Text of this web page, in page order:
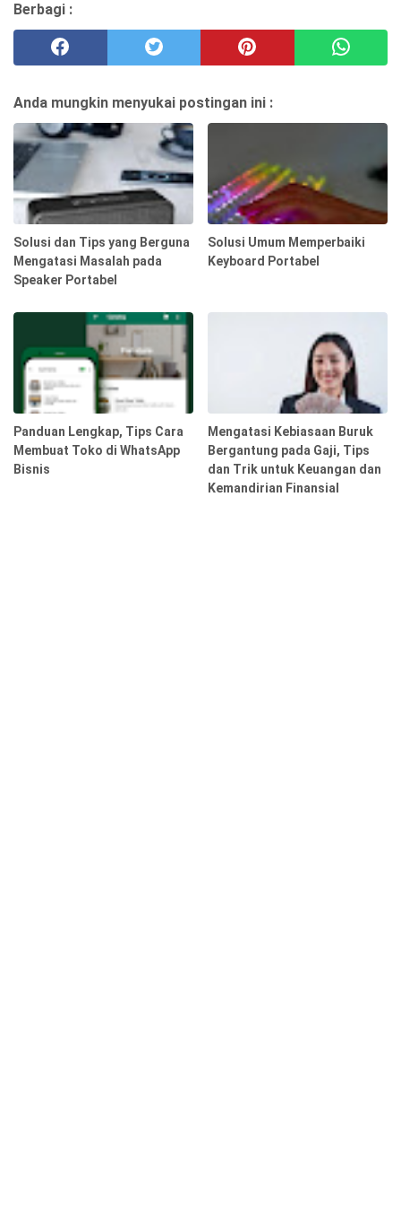
Berbagi :
Anda mungkin menyukai postingan ini :
Solusi dan Tips yang Berguna
Mengatasi Masalah pada
Speaker Portabel
Solusi Umum Memperbaiki
Keyboard Portabel
Panduan Lengkap, Tips Cara
Membuat Toko di WhatsApp
Bisnis
Mengatasi Kebiasaan Buruk
Bergantung pada Gaji, Tips
dan Trik untuk Keuangan dan
Kemandirian Finansial